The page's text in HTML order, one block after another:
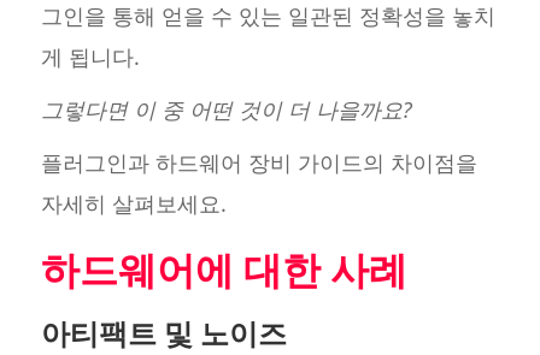
그인을 통해 얻을 수 있는 일관된 정확성을 놓치
게 됩니다.
그렇다면 이 중 어떤 것이 더 나을까요?
플러그인과 하드웨어 장비 가이드의 차이점을
자세히 살펴보세요.
하드웨어에 대한 사례
아티팩트 및 노이즈